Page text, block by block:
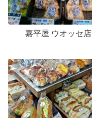
嘉平屋 ウオッセ店